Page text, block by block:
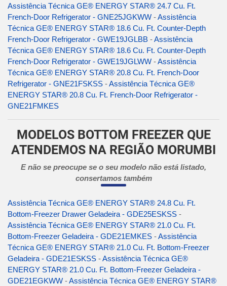
Assistência Técnica GE® ENERGY STAR® 24.7 Cu. Ft.
French-Door Refrigerator - GNE25JGKWW -Assistência
Técnica GE® ENERGY STAR® 18.6 Cu. Ft. Counter-Depth
French-Door Refrigerator - GWE19JGLBB -Assistência
Técnica GE® ENERGY STAR® 18.6 Cu. Ft. Counter-Depth
French-Door Refrigerator - GWE19JGLWW -Assistência
Técnica GE® ENERGY STAR® 20.8 Cu. Ft. French-Door
Refrigerator - GNE21FSKSS -Assistência Técnica GE®
ENERGY STAR® 20.8 Cu. Ft. French-Door Refrigerator -
GNE21FMKES
MODELOS BOTTOM FREEZER QUE
ATENDEMOS NA REGIÃO MORUMBI
E não se preocupe se o seu modelo não está listado,
consertamos também
Assistência Técnica GE® ENERGY STAR® 24.8 Cu. Ft.
Bottom-Freezer Drawer Geladeira - GDE25ESKSS -
Assistência Técnica GE® ENERGY STAR® 21.0 Cu. Ft.
Bottom-Freezer Geladeira - GDE21EMKES -Assistência
Técnica GE® ENERGY STAR® 21.0 Cu. Ft. Bottom-Freezer
Geladeira - GDE21ESKSS -Assistência Técnica GE®
ENERGY STAR® 21.0 Cu. Ft. Bottom-Freezer Geladeira -
GDE21EGKWW -Assistência Técnica GE® ENERGY STAR®